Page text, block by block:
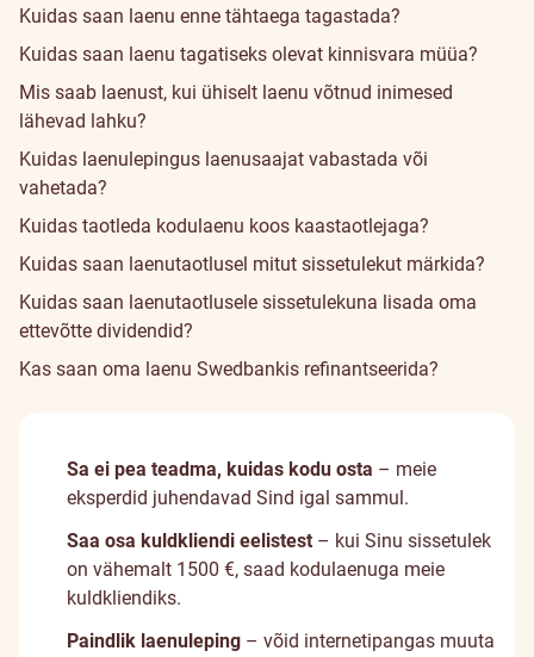
Kuidas saan laenu enne tähtaega tagastada?
Kuidas saan laenu tagatiseks olevat kinnisvara müüa?
Mis saab laenust, kui ühiselt laenu võtnud inimesed
lähevad lahku?
Kuidas laenulepingus laenusaajat vabastada või
vahetada?
Kuidas taotleda kodulaenu koos kaastaotlejaga?
Kuidas saan laenutaotlusel mitut sissetulekut märkida?
Kuidas saan laenutaotlusele sissetulekuna lisada oma
ettevõtte dividendid?
Kas saan oma laenu Swedbankis refinantseerida?
Sa ei pea teadma, kuidas kodu osta – meie
eksperdid juhendavad Sind igal sammul.
Saa osa kuldkliendi eelistest – kui Sinu sissetulek
on vähemalt 1500 €, saad kodulaenuga meie
kuldkliendiks.
Paindlik laenuleping – võid internetipangas muuta